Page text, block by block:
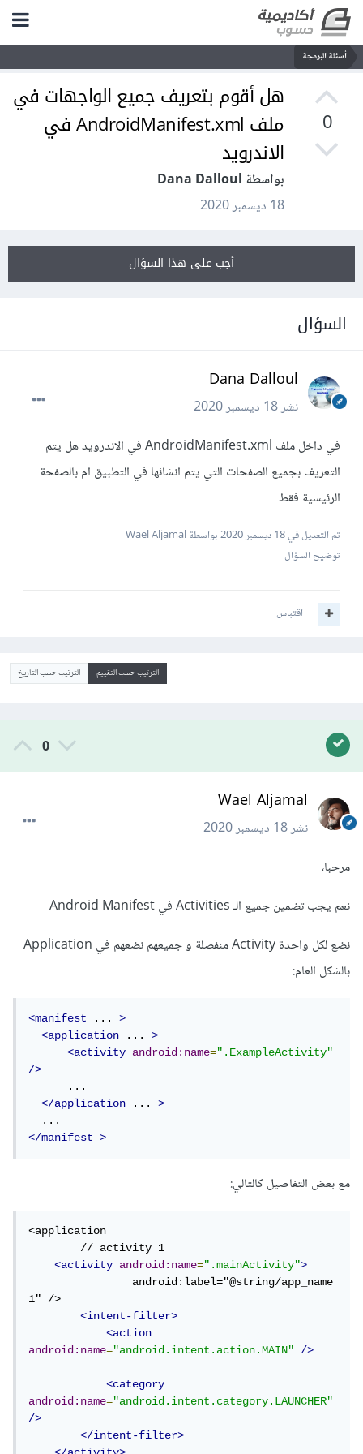
أسئلة البرمجة
0
هل أقوم بتعريف جميع الواجهات في
ملف AndroidManifest.xml في
الاندرويد
بواسطة Dana Dalloul
18 ديسمبر 2020
أجب على هذا السؤال
السؤال
Dana Dalloul
نشر18 ديسمبر 2020
في داخل ملف AndroidManifest.xml في الاندرويد هل يتم
التعريف بجميع الصفحات التي يتم انشائها في التطبيق ام بالصفحة
الرئيسية فقط
تم التعديل في18 ديسمبر 2020
بواسطة Wael Aljamal
توضيح السؤال
اقتباس
الترتيب حسب التقييم الترتيب حسب التاريخ
0
Wael Aljamal
نشر18 ديسمبر 2020
مرحبا،
نعم يجب تضمين جميع الـ Activities في Android Manifest
نضع لكل واحدة Activity منفصلة و جميعهم نضعهم في Application
بالشكل العام:
<manifest ... >
<application
... >
<activity
android:name=".ExampleActivity"
/>
      ...
</application
... >
</manifest
>
مع بعض التفاصيل كالتالي:
<application
	// activity 1
<activity
android:name=".mainActivity">
		android:label="@string/app_name
1" />
<intent-filter>
<action
android:name="android.intent.action.MAIN" />
<category
android:name="android.intent.category.LAUNCHER"
/>
</intent-filter>